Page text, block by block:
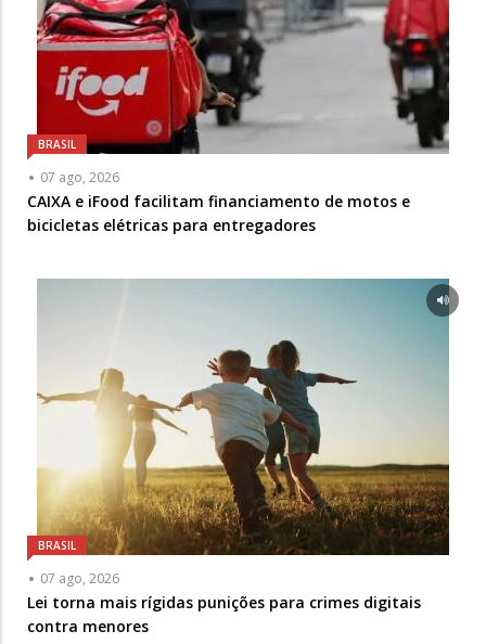
BRASIL
07 ago, 2026
CAIXA e iFood facilitam financiamento de motos e
bicicletas elétricas para entregadores
BRASIL
07 ago, 2026
Lei torna mais rígidas punições para crimes digitais
contra menores